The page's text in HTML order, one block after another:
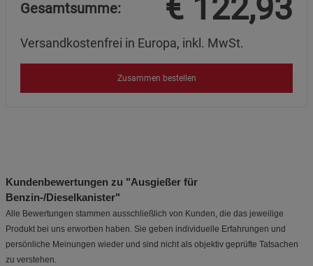
Gesamtsumme: € 122,93
Versandkostenfrei in Europa, inkl. MwSt.
Zusammen bestellen
Kundenbewertungen zu "Ausgießer für
Benzin-/Dieselkanister"
Alle Bewertungen stammen ausschließlich von Kunden, die das jeweilige
Produkt bei uns erworben haben. Sie geben individuelle Erfahrungen und
persönliche Meinungen wieder und sind nicht als objektiv geprüfte Tatsachen
zu verstehen.